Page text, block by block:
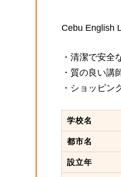
Cebu English
・清潔で安全
・質の良い講
・ショッピン
学校名
都市名
設立年